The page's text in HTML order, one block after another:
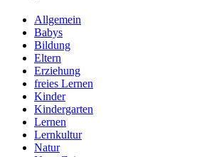
Allgemein
Babys
Bildung
Eltern
Erziehung
freies Lernen
Kinder
Kindergarten
Lernen
Lernkultur
Natur